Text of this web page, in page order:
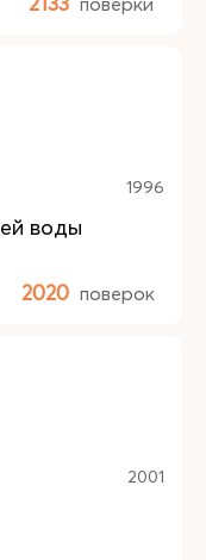
1996
воды
2020 поверок
2001